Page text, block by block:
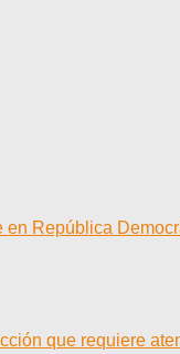
en República
que requiere